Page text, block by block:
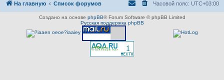
На главную Список форумов Часовой пояс: UTC+03:00
Создано на основе phpBB® Forum Software © phpBB Limited
Русская поддержка phpBB